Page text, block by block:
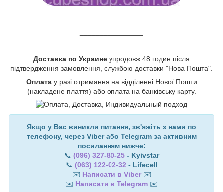
Доставка по Украине упродовж 48 годин після
підтвердження замовлення, службою доставки "Нова Пошта".
Оплата у разі отримання на відділенні Нової Пошти
(накладене плаття) або оплата на банківську карту.
Якщо у Вас виникли питання, зв'яжіть з нами по
телефону, через Viber або Telegram за активним
посиланням нижче:
📞 (096) 327-80-25- Kyivstar
📞 (063) 122-02-32 - Lifecell
✉️ Написати в Viber ✉️
✉️ Написати в Telegram ✉️